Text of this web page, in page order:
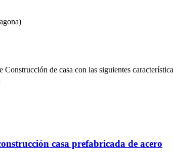
Construcción de casa con las siguientes
casa prefabricada de acero